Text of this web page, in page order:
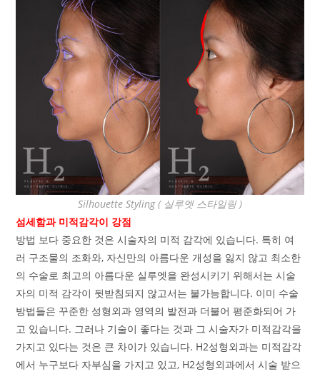
Silhouette Styling ( 실루엣 스타일링 )
섬세함과 미적감각이 강점
방법 보다 중요한 것은 시술자의 미적 감각에 있습니다. 특히 여
러 구조물의 조화와, 자신만의 아름다운 개성을 잃지 않고 최소한
의 수술로 최고의 아름다운 실루엣을 완성시키기 위해서는 시술
자의 미적 감각이 뒷받침되지 않고서는 불가능합니다. 이미 수술
방법들은 꾸준한 성형외과 영역의 발전과 더불어 평준화되어 가
고 있습니다. 그러나 기술이 좋다는 것과 그 시술자가 미적감각을
가지고 있다는 것은 큰 차이가 있습니다. H2성형외과는 미적감각
에서 누구보다 자부심을 가지고 있고, H2성형외과에서 시술 받으